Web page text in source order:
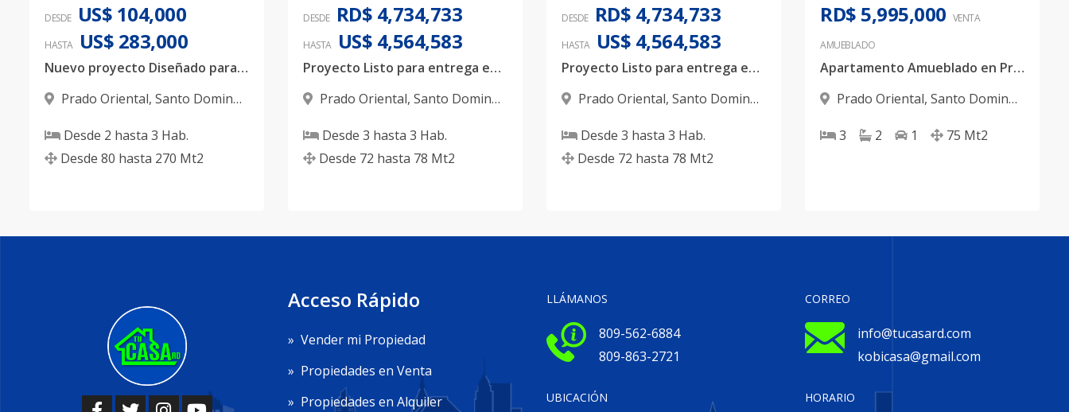
DESDE US$ 104,000
HASTA US$ 283,000
Nuevo proyecto Diseñado para satisfacer todas las necesidades y generar bienestar a quien lo habite.
Prado Oriental, Santo Domingo
Desde 2 hasta 3 Hab.
Desde 80 hasta 270 Mt2
DESDE RD$ 4,734,733
HASTA US$ 4,564,583
Proyecto Listo para entrega en Prado Oriental
Prado Oriental, Santo Domingo
Desde 3 hasta 3 Hab.
Desde 72 hasta 78 Mt2
DESDE RD$ 4,734,733
HASTA US$ 4,564,583
Proyecto Listo para entrega en Prado Oriental
Prado Oriental, Santo Domingo
Desde 3 hasta 3 Hab.
Desde 72 hasta 78 Mt2
RD$ 5,995,000 VENTA
AMUEBLADO
Apartamento Amueblado en Prado Oriental
Prado Oriental, Santo Domingo
3
2 1 75 Mt2
Acceso Rápido
» Vender mi Propiedad
» Propiedades en Venta
» Propiedades en Alquiler
LLÁMANOS
809-562-6884
809-863-2721
UBICACIÓN
CORREO
info@tucasard.com
kobicasa@gmail.com
HORARIO